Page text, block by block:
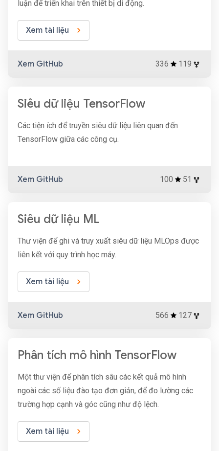
luận để triển khai trên thiết bị di động.
Xem tài liệu
Xem GitHub 336 119
Siêu dữ liệu TensorFlow
Các tiện ích để truyền siêu dữ liệu liên quan đến
TensorFlow giữa các công cụ.
Xem GitHub 100 51
Siêu dữ liệu ML
Thư viện để ghi và truy xuất siêu dữ liệu MLOps được
liên kết với quy trình học máy.
Xem tài liệu
Xem GitHub 566 127
Phân tích mô hình TensorFlow
Một thư viện để phân tích sâu các kết quả mô hình
ngoài các số liệu đào tạo đơn giản, để đo lường các
trường hợp cạnh và góc cũng như độ lệch.
Xem tài liệu